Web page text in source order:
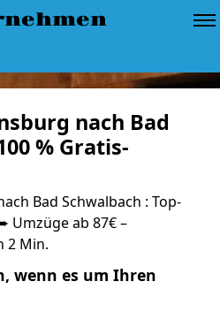
nach Bad
% Gratis-
Bad Schwalbach : Top-
Umzüge ab 87€ –
2 Min.
wenn es um Ihren